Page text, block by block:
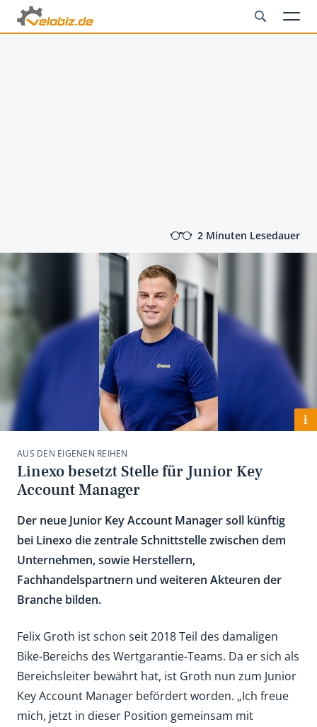
2 Minuten Lesedauer
i
AUS DEN EIGENEN REIHEN
Linexo besetzt Stelle für Junior Key
Account Manager
Der neue Junior Key Account Manager soll künftig
bei Linexo die zentrale Schnittstelle zwischen dem
Unternehmen, sowie Herstellern,
Fachhandelspartnern und weiteren Akteuren der
Branche bilden.
Felix Groth ist schon seit 2018 Teil des damaligen
Bike-Bereichs des Wertgarantie-Teams. Da er sich als
Bereichsleiter bewährt hat, ist Groth nun zum Junior
Key Account Manager befördert worden. „Ich freue
mich, jetzt in dieser Position gemeinsam mit